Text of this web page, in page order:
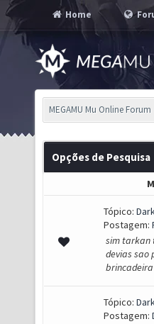
Home
MEGAMU Mu Online Forum
Opções de Pesquisa
Tópico:
Postagem:
sim tarkan
devias sao
brincadeira
Tópico:
Postagem: